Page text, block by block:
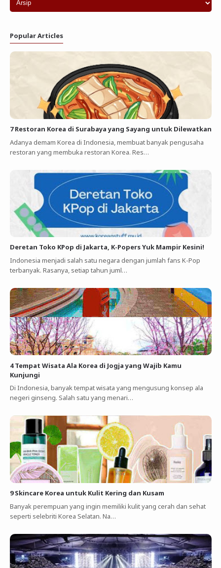
Popular Articles
7 Restoran Korea di Surabaya yang Sayang untuk Dilewatkan
Adanya demam Korea di Indonesia, membuat banyak pengusaha
restoran yang membuka restoran Korea. Res…
Deretan Toko KPop di Jakarta, K-Popers Yuk Mampir Kesini!
Indonesia menjadi salah satu negara dengan jumlah fans K-Pop
terbanyak. Rasanya, setiap tahun juml…
4 Tempat Wisata Ala Korea di Jogja yang Wajib Kamu
Kunjungi
Di Indonesia, banyak tempat wisata yang mengusung konsep ala
negeri ginseng. Salah satu yang menari…
9 Skincare Korea untuk Kulit Kering dan Kusam
Banyak perempuan yang ingin memiliki kulit yang cerah dan sehat
seperti selebriti Korea Selatan. Na…